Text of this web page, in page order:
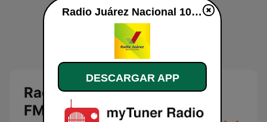
Radio Juárez Nacional 107.9
FM en vivo
Radio Juárez Nacional 107.9 FM en vivo
DESCARGAR APP